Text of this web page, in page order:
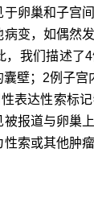
卵巢和子宫
变，如偶然
我们描述
壁；2例子
表达性索标
报道与卵巢
索或其他肿